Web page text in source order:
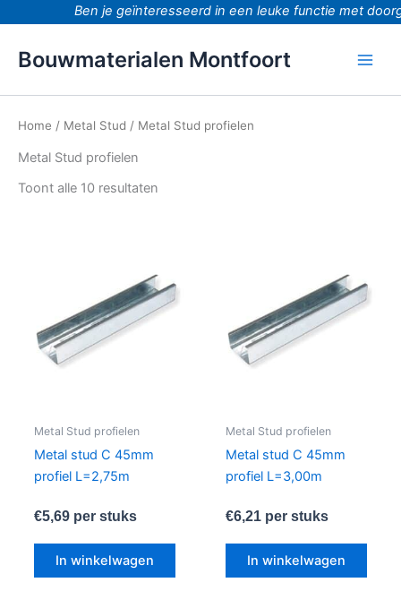
Ben je geïnteresseerd in een leuke functie met
Bouwmaterialen Montfoort
Home / Metal Stud / Metal Stud profielen
Metal Stud profielen
Toont alle 10 resultaten
Metal Stud profielen
Metal stud C 45mm
profiel L=2,75m
€5,69per stuks
In winkelwagen
Metal Stud profielen
Metal stud C 45mm
profiel L=3,00m
€6,21 per stuks
In winkelwagen